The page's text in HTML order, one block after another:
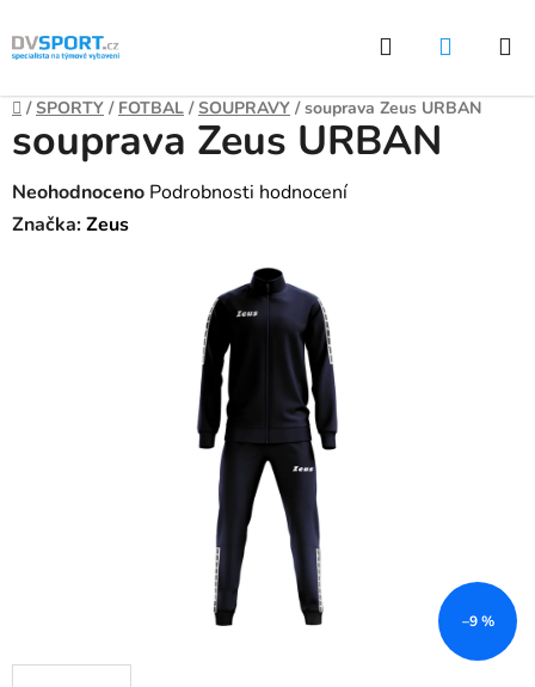
Přejít
na
Hledat
Domů
/ SPORTY / FOTBAL / SOUPRAVY / souprava Zeus URBAN
souprava Zeus URBAN
Průměrné
hodnocení
Neohodnoceno Podrobnosti hodnocení
Značka:Zeus
–9 %